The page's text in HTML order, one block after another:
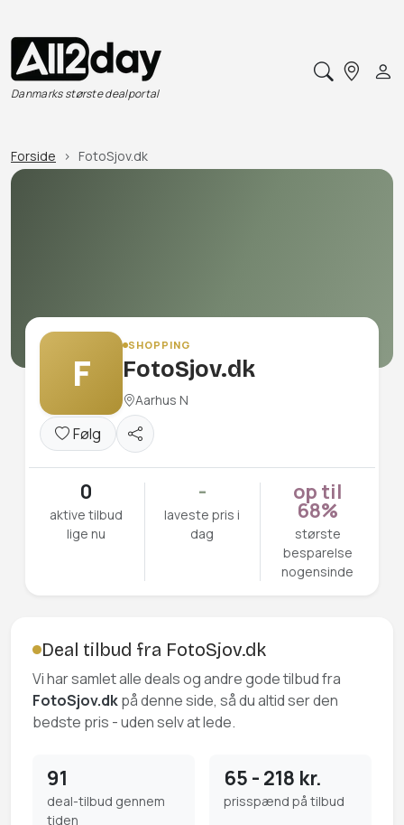
Danmarks største dealportal
Forside FotoSjov.dk
F
SHOPPING
FotoSjov.dk
Aarhus N
Følg
0
aktive tilbud
lige nu
-
laveste pris i
dag
op til
68%
største
besparelse
nogensinde
Deal tilbud fra FotoSjov.dk
Vi har samlet alle deals og andre gode tilbud fra
FotoSjov.dkpå denne side, så du altid ser den
bedste pris - uden selv at lede.
91
deal-tilbud gennem
tiden
65 - 218 kr.
prisspænd på tilbud